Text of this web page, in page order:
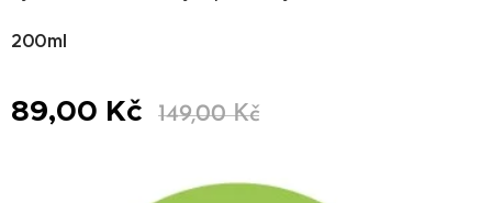
200ml
89,00 Kč 149,00Kč